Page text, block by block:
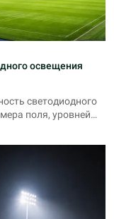
освещения
светодиодного
поля, уровней